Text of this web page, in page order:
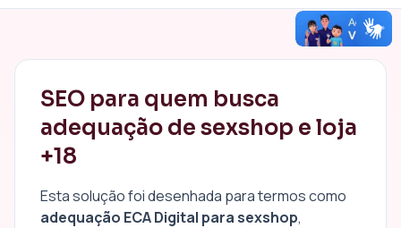
SEO para quem busca
adequação de sexshop e loja
+18
Esta solução foi desenhada para termos como
adequação ECA Digital para sexshop,